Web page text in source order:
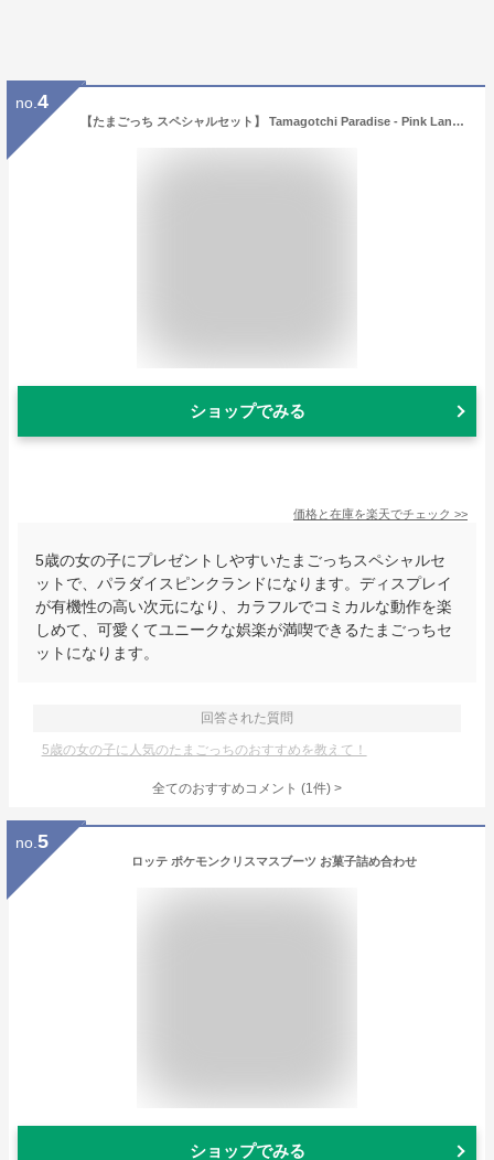
no. 4
【たまごっち スペシャルセット】 Tamagotchi Paradise - Pink Land +Tamagotchi Collectibles Angel Snack Time(単品1個)セット【 たまごっち パラダイス ピンク ランド 】【在庫アリ】
ショップでみる
価格と在庫を楽天でチェック >>
5歳の女の子にプレゼントしやすいたまごっちスペシャルセ
ットで、パラダイスピンクランドになります。ディスプレイ
が有機性の高い次元になり、カラフルでコミカルな動作を楽
しめて、可愛くてユニークな娯楽が満喫できるたまごっちセ
ットになります。
回答された質問
5歳の女の子に人気のたまごっちのおすすめを教えて！
全てのおすすめコメント (1件) >
no. 5
ロッテ ポケモンクリスマスブーツ お菓子詰め合わせ
ショップでみる